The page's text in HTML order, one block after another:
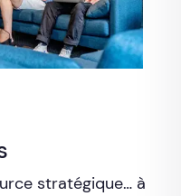
stratégique… à